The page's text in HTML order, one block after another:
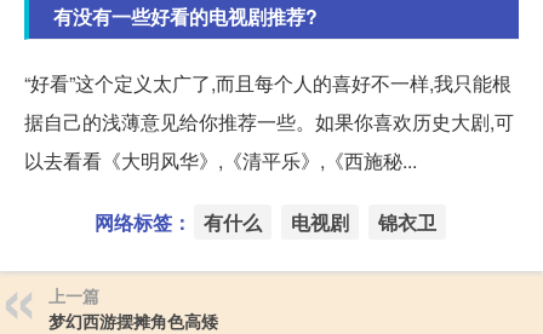
有没有一些好看的电视剧推荐?
“好看”这个定义太广了,而且每个人的喜好不一样,我只能根
据自己的浅薄意见给你推荐一些。如果你喜欢历史大剧,可
以去看看《大明风华》,《清平乐》,《西施秘...
网络标签： 有什么 电视剧 锦衣卫
上一篇
梦幻西游摆摊角色高矮